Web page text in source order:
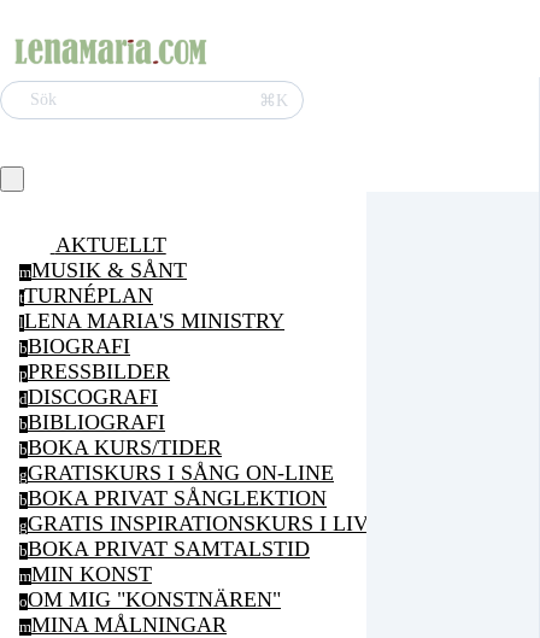
Sök ⌘K
AKTUELLT
mMUSIK & SÅNT
tTURNÉPLAN
lLENA MARIA'S MINISTRY
bBIOGRAFI
pPRESSBILDER
dDISCOGRAFI
bBIBLIOGRAFI
bBOKA KURS/TIDER
gGRATISKURS I SÅNG ON-LINE
bBOKA PRIVAT SÅNGLEKTION
gGRATIS INSPIRATIONSKURS I LIVSGLÄDJE ON-
bBOKA PRIVAT SAMTALSTID
mMIN KONST
oOM MIG "KONSTNÄREN"
mMINA MÅLNINGAR